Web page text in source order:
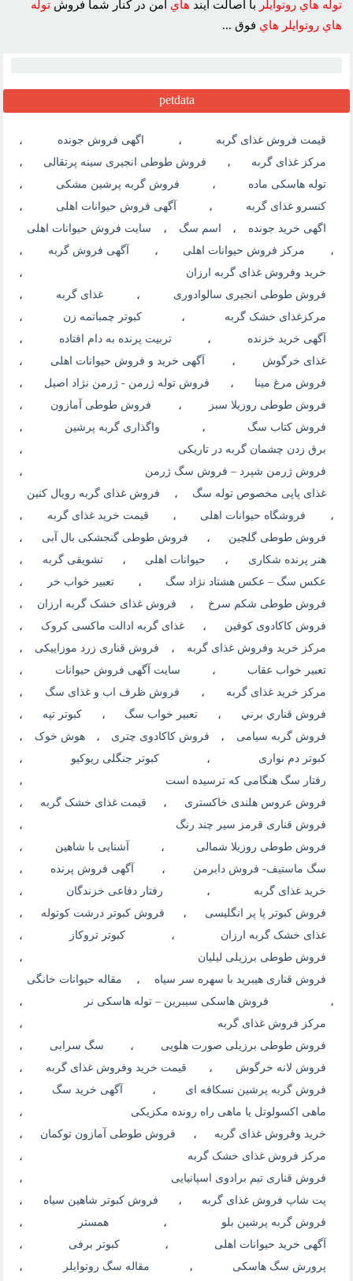
توله هاي روتوايلر با اصالت آيند هاي امن در کنار شما فروشتوله
هاي روتوايلر هاي فوق ...
petdata
قیمت فروش غذای گربه ، اگهی فروش جونده ،
مرکز غذای گربه ، فروش طوطی انجیری سینه پرتقالی ،
توله هاسکی ماده ، فروش گربه پرشین مشکی ،
کنسرو غذای گربه ، آگهی فروش حیوانات اهلی ،
اگهی خرید جونده ، اسم سگ ، سایت فروش حیوانات اهلی
، مرکز فروش حیوانات اهلی ، آگهی فروش گربه ،
خرید وفروش غذای گربه ارزان ،
فروش طوطی انجیری سالوادوری ، غذای گربه ،
مرکزغذای خشک گربه ، کبوتر چمباتمه زن ،
آگهی خرید خزنده ، تربیت پرنده به دام افتاده ،
غذای خرگوش ، آگهی خرید و فروش حیوانات اهلی ،
فروش مرغ مینا ، فروش توله ژرمن - ژرمن نژاد اصیل ،
فروش طوطی روزیلا سبز ، فروش طوطی آمازون ،
فروش کتاب سگ ، واگذاری گربه پرشین ،
برق زدن چشمان گربه در تاریکی ،
فروش ژرمن شپرد – فروش سگ ژرمن ،
غذای پاپی مخصوص توله سگ ، فروش غذای گربه رویال کنین
، فروشگاه حیوانات اهلی ، قیمت خرید غذای گربه ،
فروش طوطی گلچین ، فروش طوطی گنجشکی بال آبی ،
هنر پرنده شکاری ، حیوانات اهلی ، تشویقی گربه ،
عکس سگ – عکس هشتاد نژاد سگ ، تعبیر خواب خر ،
فروش طوطی شکم سرخ ، فروش غذای خشک گربه ارزان ،
فروش کاکادوی کوفین ، غذای گربه ادالت ماکسی کروک ،
مرکز خرید وفروش غذای گربه ، فروش قناری زرد موزاییکی ،
تعبیر خواب عقاب ، سایت آگهی فروش حیوانات ،
مرکز خرید غذای گربه ، فروش ظرف اب و غذای سگ ،
فروش قناري برني ، تعبیر خواب سگ ، کبوتر تپه ،
فروش گربه سیامی ، فروش کاکادوی چتری ، هوش خوک ،
کبوتر دم نواری ، کبوتر جنگلی ریوکیو ،
رفتار سگ هنگامی که ترسیده است ،
فروش عروس هلندی خاکستری ، قیمت غذای خشک گربه ،
فروش قناری قرمز سیر چند رنگ ،
فروش طوطی روزیلا شمالی ، آشنایی با شاهین ،
سگ ماستيف- فروش دابرمن ، آگهی فروش پرنده ،
خرید غذای گربه ، رفتار دفاعی خزندگان ،
فروش کبوتر پا پر انگلیسی ، فروش کبوتر درشت کوتوله ،
غذای خشک گربه ارزان ، کبوتر تروکاز ،
فروش طوطی برزیلی لیلیان ،
فروش قناری هیبرید با سهره سر سیاه ، مقاله حیوانات خانگی
، فروش هاسکی سیبرین – توله هاسکی نر ،
مرکز فروش غذای گربه ،
فروش طوطی برزیلی صورت هلویی ، سگ سرابی ،
فروش لانه خرگوش ، قیمت خرید وفروش غذای گربه ،
فروش گربه پرشین نسکافه ای ، آگهی خرید سگ ،
ماهی اکسولوتل یا ماهی راه رونده مکزیکی ،
خرید وفروش غذای گربه ، فروش طوطی آمازون توکمان ،
مرکز فروش غذای خشک گربه ،
فروش قناری تیم برادوی اسپانیایی ،
پت شاپ فروش غذای گربه ، فروش کبوتر شاهین سیاه ،
فروش گربه پرشین بلو ، همستر ،
آگهی خرید حیوانات اهلی ، کبوتر برفی ،
پرورش سگ هاسکی ، مقاله سگ روتوایلر ،